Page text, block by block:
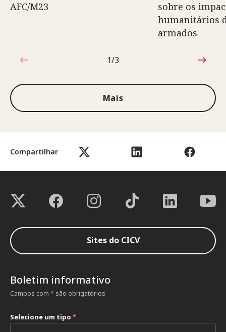
Compartilhar
AFC/M23
sobre os
humanitários
armados
1 de 3
1/3
Mais
Sites do CICV
Boletim informativo
Campos com * são obrigatórios
Selecione um tipo *